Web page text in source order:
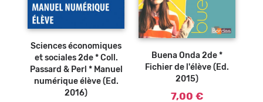
Ajouter au
Sciences économiques
et sociales 2de * Coll.
Passard & Perl * Manuel
numérique élève (Ed.
2016)
Ajouter au
Buena Onda 2de *
Fichier de l'élève (Ed.
2015)
7,00 €